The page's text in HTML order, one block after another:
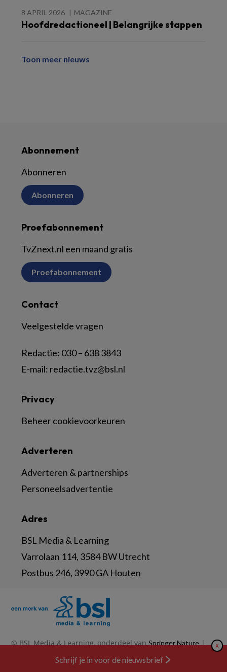
8 APRIL 2026 MAGAZINE
Hoofdredactioneel | Belangrijke stappen
Toon meer nieuws
Abonnement
Abonneren
Abonneren
Proefabonnement
TvZnext.nl een maand gratis
Proefabonnement
Contact
Veelgestelde vragen
Redactie: 030 – 638 3843
E-mail: redactie.tvz@bsl.nl
Adres
BSL Media & Learning
Varrolaan 114, 3584 BW Utrecht
Postbus 246, 3990 GA Houten
Adverteren
Adverteren & partnerships
Personeelsadvertentie
Privacy
Beheer cookievoorkeuren
© BSL Media & Learning, onderdeel vanSpringer Nature| X
Schrijf je in voor de nieuwsbrief